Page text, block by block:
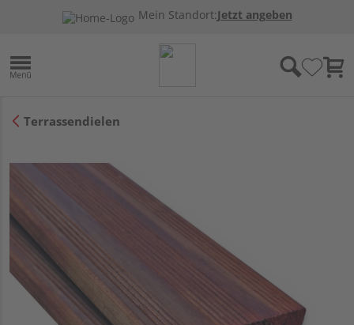
Mein Standort:Jetzt angeben
Terrassendielen